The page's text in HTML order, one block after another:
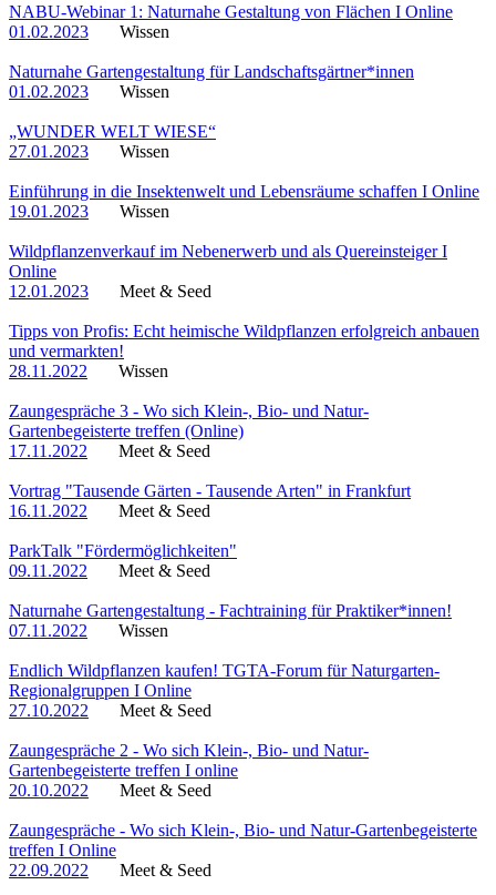
NABU-Webinar 1: Naturnahe Gestaltung von Flächen I Online
01.02.2023
Wissen
Naturnahe Gartengestaltung für Landschaftsgärtner*innen
01.02.2023
Wissen
„WUNDER WELT WIESE“
27.01.2023
Wissen
Einführung in die Insektenwelt und Lebensräume schaffen I Online
19.01.2023
Wissen
Wildpflanzenverkauf im Nebenerwerb und als Quereinsteiger I
Online
12.01.2023
Meet & Seed
Tipps von Profis: Echt heimische Wildpflanzen erfolgreich anbauen
und vermarkten!
28.11.2022
Wissen
Zaungespräche 3 - Wo sich Klein-, Bio- und Natur-
Gartenbegeisterte treffen (Online)
17.11.2022
Meet & Seed
Vortrag "Tausende Gärten - Tausende Arten" in Frankfurt
16.11.2022
Meet & Seed
ParkTalk "Fördermöglichkeiten"
09.11.2022
Meet & Seed
Naturnahe Gartengestaltung - Fachtraining für Praktiker*innen!
07.11.2022
Wissen
Endlich Wildpflanzen kaufen! TGTA-Forum für Naturgarten-
Regionalgruppen I Online
27.10.2022
Meet & Seed
Zaungespräche 2 - Wo sich Klein-, Bio- und Natur-
Gartenbegeisterte treffen I online
20.10.2022
Meet & Seed
Zaungespräche - Wo sich Klein-, Bio- und Natur-Gartenbegeisterte
treffen I Online
22.09.2022
Meet & Seed